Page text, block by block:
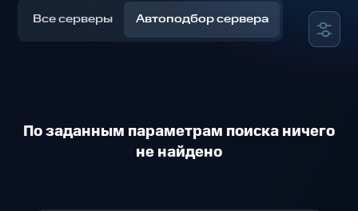
Все серверы Автоподбор сервера
По заданным параметрам поиска ничего
не найдено